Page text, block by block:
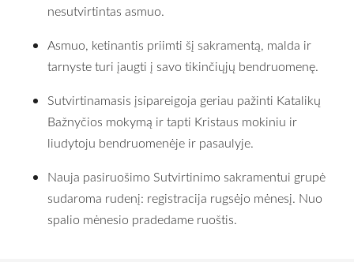
nesutvirtintas asmuo.
Asmuo, ketinantis priimti šį sakramentą, malda ir
tarnyste turi įaugti į savo tikinčiųjų bendruomenę.
Sutvirtinamasis įsipareigoja geriau pažinti Katalikų
Bažnyčios mokymą ir tapti Kristaus mokiniu ir
liudytoju bendruomenėje ir pasaulyje.
Nauja pasiruošimo Sutvirtinimo sakramentui grupė
sudaroma rudenį: registracija rugsėjo mėnesį. Nuo
spalio mėnesio pradedame ruoštis.